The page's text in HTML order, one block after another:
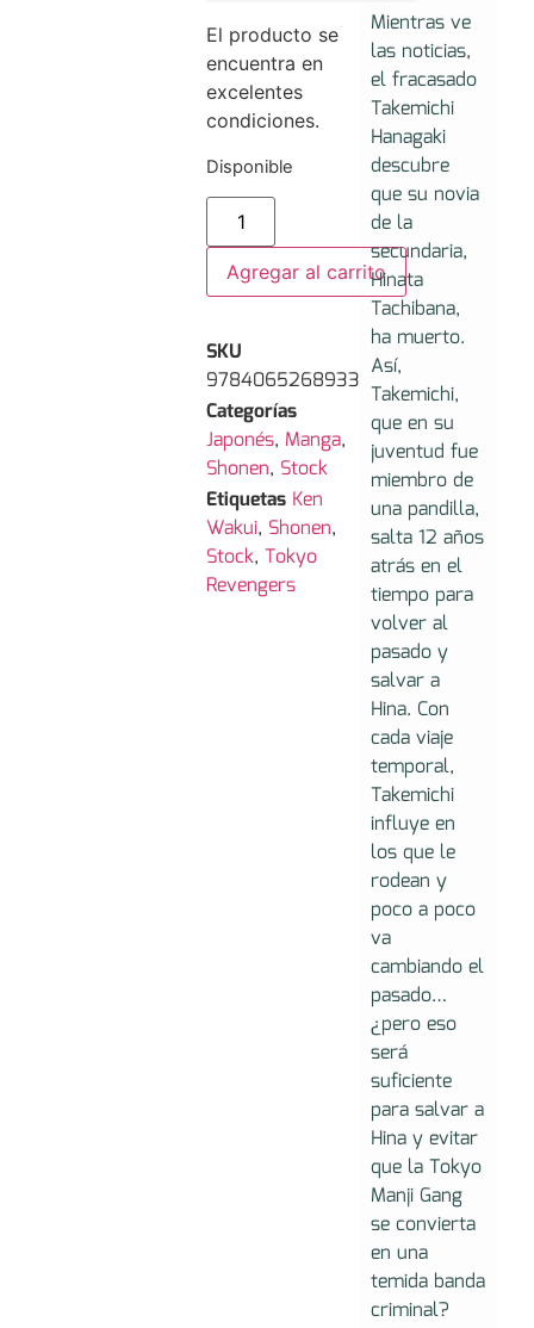
El producto se
encuentra en
excelentes
condiciones.
Disponible
Agregar al carrito
SKU
9784065268933
Categorías
Japonés, Manga,
Shonen, Stock
Etiquetas Ken
Wakui, Shonen,
Stock,Tokyo
Revengers
Mientras ve
las noticias,
el fracasado
Takemichi
Hanagaki
descubre
que su novia
de la
secundaria,
Hinata
Tachibana,
ha muerto.
Así,
Takemichi,
que en su
juventud fue
miembro de
una pandilla,
salta 12 años
atrás en el
tiempo para
volver al
pasado y
salvar a
Hina. Con
cada viaje
temporal,
Takemichi
influye en
los que le
rodean y
poco a poco
va
cambiando el
pasado…
¿pero eso
será
suficiente
para salvar a
Hina y evitar
que la Tokyo
Manji Gang
se convierta
en una
temida banda
criminal?